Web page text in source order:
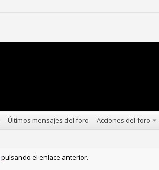
Últimos mensajes del foro Acciones del foro
pulsando el enlace anterior.